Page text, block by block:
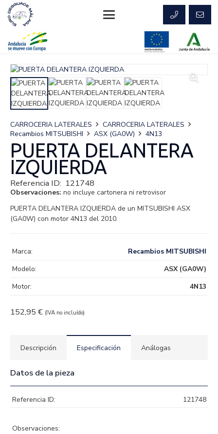
CARROCERIA LATERALES
CARROCERIA LATERALES
Recambios MITSUBISHI
ASX (GA0W) 4N13
PUERTA DELANTERA
IZQUIERDA
Referencia ID: 121748
Observaciones: no incluye cartonera ni retrovisor
PUERTA DELANTERA IZQUIERDA de un MITSUBISHI ASX
(GA0W) con motor 4N13 del 2010.
152,95 € (IVA no incluído)
Marca:
Recambios MITSUBISHI
Modelo:
ASX (GA0W)
Motor:
4N13
Descripción Especificación Análogas
Datos de la pieza
Referencia ID: 121748
Observaciones: